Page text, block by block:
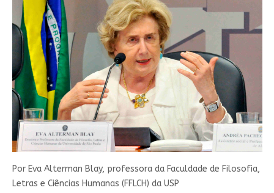
Por Eva Alterman Blay, professora da Faculdade de Filosofia,
Letras e Ciências Humanas (FFLCH) da USP